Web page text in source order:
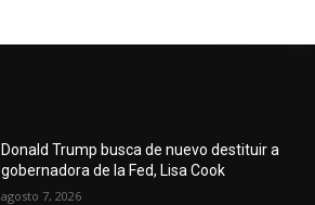
Donald Trump busca de nuevo destituir a
gobernadora de la Fed, Lisa Cook
agosto 7, 2026